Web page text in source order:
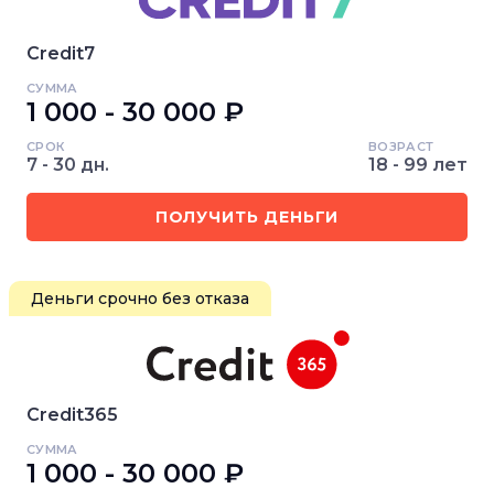
Credit7
СУММА
1 000 - 30 000 ₽
СРОК
7 - 30 дн.
ВОЗРАСТ
18 - 99 лет
ПОЛУЧИТЬ ДЕНЬГИ
Деньги срочно без отказа
Credit365
СУММА
1 000 - 30 000 ₽